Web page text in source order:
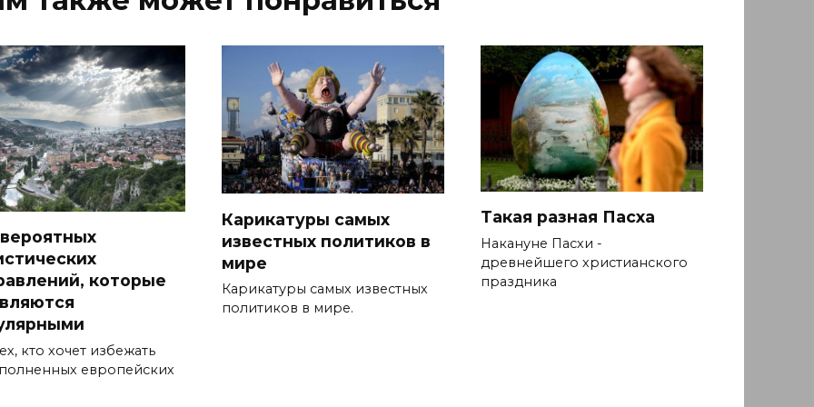
которые
кто хочет избежать
европейских
Карикатуры самых
известных политиков в
мире
Карикатуры самых известных
политиков в мире.
Такая разная Пасха
Накануне Пасхи -
древнейшего христианского
праздника